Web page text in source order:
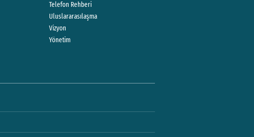
Telefon Rehberi
Uluslararasılaşma
Vizyon
Yönetim